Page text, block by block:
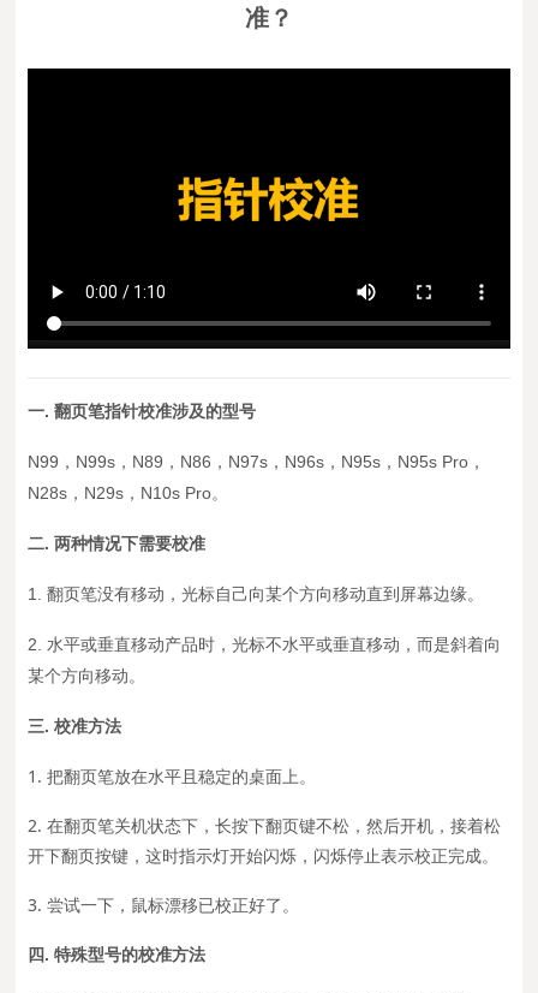
准？
一. 翻页笔指针校准涉及的型号
N99，N99s，N89，N86，N97s，N96s，N95s，N95s Pro，
N28s，N29s，N10s Pro。
二. 两种情况下需要校准
1. 翻页笔没有移动，光标自己向某个方向移动直到屏幕边缘。
2. 水平或垂直移动产品时，光标不水平或垂直移动，而是斜着向
某个方向移动。
三. 校准方法
1. 把翻页笔放在水平且稳定的桌面上。
2. 在翻页笔关机状态下，长按下翻页键不松，然后开机，接着松
开下翻页按键，这时指示灯开始闪烁，闪烁停止表示校正完成。
3. 尝试一下，鼠标漂移已校正好了。
四. 特殊型号的校准方法